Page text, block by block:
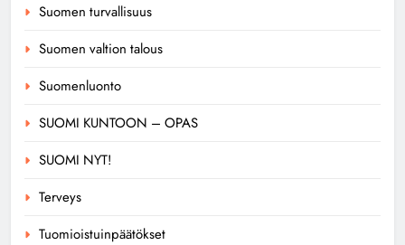
Suomen turvallisuus
Suomen valtion talous
Suomenluonto
SUOMI KUNTOON – OPAS
SUOMI NYT!
Terveys
Tuomioistuinpäätökset